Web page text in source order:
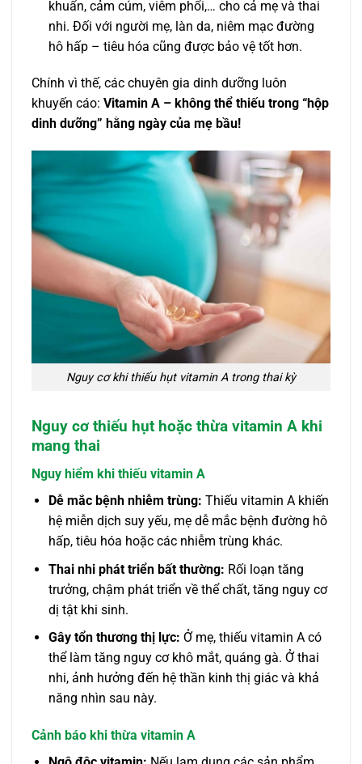
khuẩn, cảm cúm, viêm phổi,… cho cả mẹ và thai
nhi. Đối với người mẹ, làn da, niêm mạc đường
hô hấp – tiêu hóa cũng được bảo vệ tốt hơn.
Chính vì thế, các chuyên gia dinh dưỡng luôn
khuyến cáo: Vitamin A – không thể thiếu trong “hộp
dinh dưỡng” hằng ngày của mẹ bầu!
Nguy cơ khi thiếu hụt vitamin A trong thai kỳ
Nguy cơ thiếu hụt hoặc thừa vitamin A khi
mang thai
Nguy hiểm khi thiếu vitamin A
Dễ mắc bệnh nhiễm trùng: Thiếu vitamin A khiến
hệ miễn dịch suy yếu, mẹ dễ mắc bệnh đường hô
hấp, tiêu hóa hoặc các nhiễm trùng khác.
Thai nhi phát triển bất thường: Rối loạn tăng
trưởng, chậm phát triển về thể chất, tăng nguy cơ
dị tật khi sinh.
Gây tổn thương thị lực: Ở mẹ, thiếu vitamin A có
thể làm tăng nguy cơ khô mắt, quáng gà. Ở thai
nhi, ảnh hưởng đến hệ thần kinh thị giác và khả
năng nhìn sau này.
Cảnh báo khi thừa vitamin A